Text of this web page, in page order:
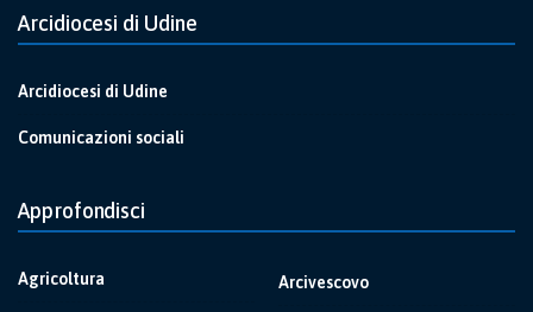
Arcidiocesi di Udine
Arcidiocesi di Udine
Comunicazioni sociali
Approfondisci
Agricoltura Arcivescovo